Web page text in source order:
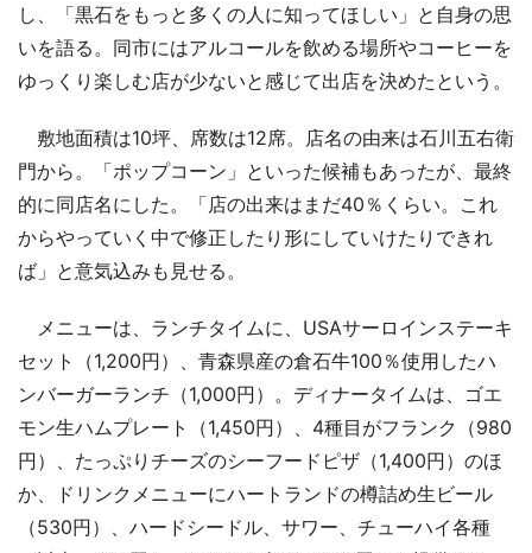
し、「黒石をもっと多くの人に知ってほしい」と自身の思
いを語る。同市にはアルコールを飲める場所やコーヒーを
ゆっくり楽しむ店が少ないと感じて出店を決めたという。
敷地面積は10坪、席数は12席。店名の由来は石川五右衛
門から。「ポップコーン」といった候補もあったが、最終
的に同店名にした。「店の出来はまだ40％くらい。これ
からやっていく中で修正したり形にしていけたりできれ
ば」と意気込みも見せる。
メニューは、ランチタイムに、USAサーロインステーキ
セット（1,200円）、青森県産の倉石牛100％使用したハ
ンバーガーランチ（1,000円）。ディナータイムは、ゴエ
モン生ハムプレート（1,450円）、4種目がフランク（980
円）、たっぷりチーズのシーフードピザ（1,400円）のほ
か、ドリンクメニューにハートランドの樽詰め生ビール
（530円）、ハードシードル、サワー、チューハイ各種